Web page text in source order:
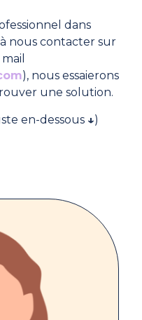
dans
nous contacter sur
), nous essaierons
une solution.
en-dessous ↓)